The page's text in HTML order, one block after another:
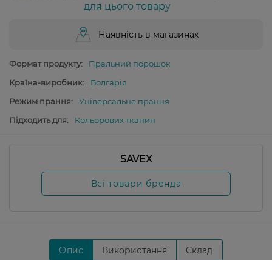
для цього товару
Наявність в магазинах
Формат продукту:
Пральний порошок
Країна-виробник:
Болгарія
Режим прання:
Універсальне прання
Підходить для:
Кольорових тканин
SAVEX
Всі товари бренда
Опис Використання Склад